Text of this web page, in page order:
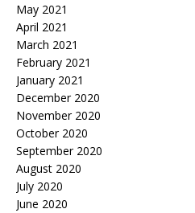
May 2021
April 2021
March 2021
February 2021
January 2021
December 2020
November 2020
October 2020
September 2020
August 2020
July 2020
June 2020